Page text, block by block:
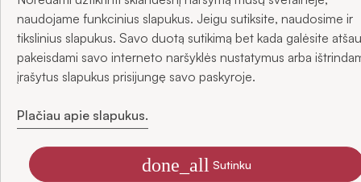
-31%
ir gaukite -5 % nuolaidą savo pirmajam užsakymui.
El. paštas
Sutinku gauti SIDONO naujienas el. paštu
naudojame funkcinius slapukus. Jeigu sutiksite, naudosime ir
tikslinius slapukus. Savo duotą sutikimą bet kada galėsite
pakeisdami savo interneto naršyklės nustatymus arba
įrašytus slapukus prisijungę savo paskyroje.
Plačiau apie slapukus.
done_all Sutinku